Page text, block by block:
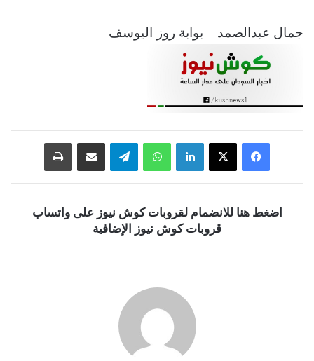
جمال عبدالصمد – بوابة روز اليوسف
فيسبوك ‫X لينكدإن واتساب تيلقرام
اضغط هنا للانضمام لقروبات كوش نيوز على واتساب
قروبات كوش نيوز الإضافية